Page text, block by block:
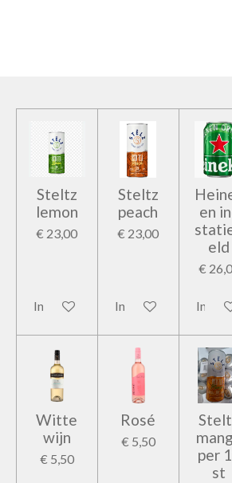
Steltz
lemon
€ 23,00
In winkelwagen
Steltz
peach
€ 23,00
In winkelwagen
en
eld
€
In
Witte
wijn
€ 5,50
Rosé
€ 5,50
per
st